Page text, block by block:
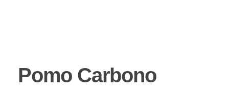
Pomo Carbono